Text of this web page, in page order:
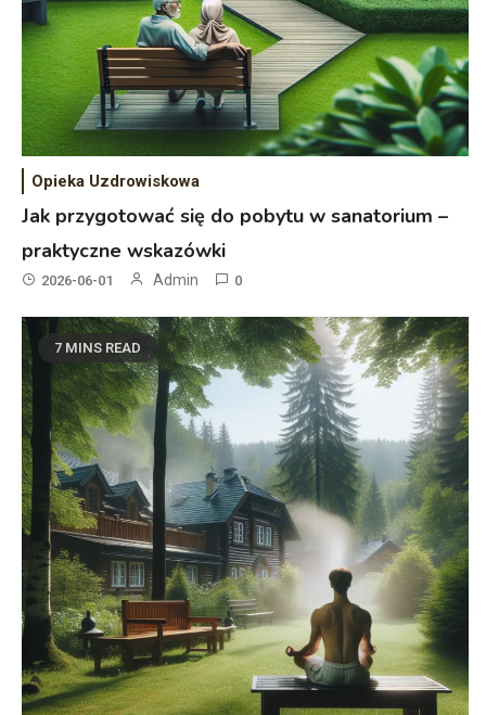
Opieka Uzdrowiskowa
Jak przygotować się do pobytu w sanatorium –
praktyczne wskazówki
2026-06-01 Admin 0
7 MINS READ